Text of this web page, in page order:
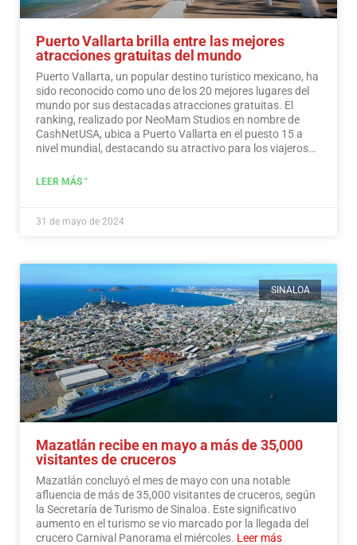
Puerto Vallarta brilla entre las mejores
atracciones gratuitas del mundo
Puerto Vallarta, un popular destino turístico mexicano, ha
sido reconocido como uno de los 20 mejores lugares del
mundo por sus destacadas atracciones gratuitas. El
ranking, realizado por NeoMam Studios en nombre de
CashNetUSA, ubica a Puerto Vallarta en el puesto 15 a
nivel mundial, destacando su atractivo para los viajeros
LEER MÁS "
31 de mayo de 2024
SINALOA
Mazatlán recibe en mayo a más de 35,000
visitantes de cruceros
Mazatlán concluyó el mes de mayo con una notable
afluencia de más de 35,000 visitantes de cruceros, según
la Secretaría de Turismo de Sinaloa. Este significativo
aumento en el turismo se vio marcado por la llegada del
crucero Carnival Panorama el miércoles. Leer más